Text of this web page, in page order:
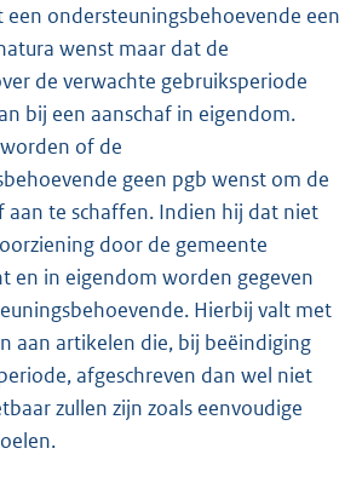
ondersteuningsbehoevende een
wenst maar dat de
de verwachte gebruiksperiode
bij een aanschaf in eigendom.
of de
geen pgb wenst om de
aan te schaffen. Indien hij dat niet
door de gemeente
en in eigendom worden gegeven
Hierbij valt met
aan artikelen die, bij beëindiging
afgeschreven dan wel niet
zullen zijn zoals eenvoudige